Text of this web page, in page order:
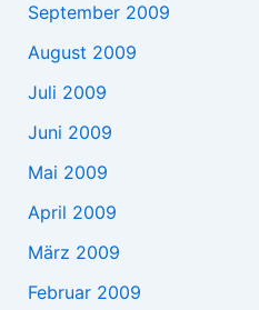
September 2009
August 2009
Juli 2009
Juni 2009
Mai 2009
April 2009
März 2009
Februar 2009